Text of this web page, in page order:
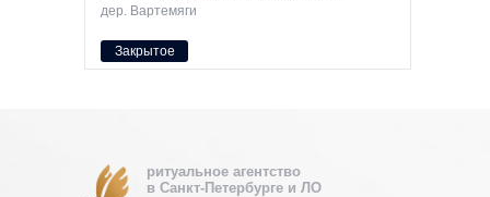
Закрытое
дер. Вартемяги
ритуальное агентство
в Санкт-Петербурге и ЛО